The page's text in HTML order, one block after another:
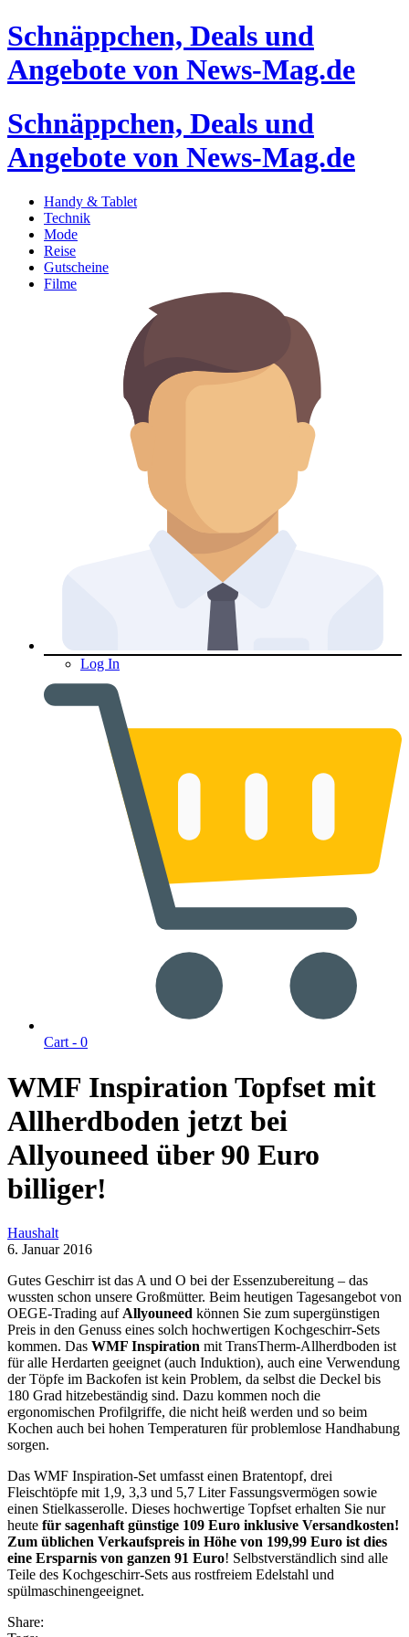
Schnäppchen, Deals und
Angebote von News-Mag.de
Schnäppchen, Deals und
Angebote von News-Mag.de
Handy & Tablet
Technik
Mode
Reise
Gutscheine
Filme
Log In
Cart - 0
WMF Inspiration Topfset mit
Allherdboden jetzt bei
Allyouneed über 90 Euro
billiger!
Haushalt
6. Januar 2016
Gutes Geschirr ist das A und O bei der Essenzubereitung – das
wussten schon unsere Großmütter. Beim heutigen Tagesangebot von
OEGE-Trading auf Allyouneed können Sie zum supergünstigen
Preis in den Genuss eines solch hochwertigen Kochgeschirr-Sets
kommen. Das WMF Inspiration mit TransTherm-Allherdboden ist
für alle Herdarten geeignet (auch Induktion), auch eine Verwendung
der Töpfe im Backofen ist kein Problem, da selbst die Deckel bis
180 Grad hitzebeständig sind. Dazu kommen noch die
ergonomischen Profilgriffe, die nicht heiß werden und so beim
Kochen auch bei hohen Temperaturen für problemlose Handhabung
sorgen.
Das WMF Inspiration-Set umfasst einen Bratentopf, drei
Fleischtöpfe mit 1,9, 3,3 und 5,7 Liter Fassungsvermögen sowie
einen Stielkasserolle. Dieses hochwertige Topfset erhalten Sie nur
heute für sagenhaft günstige 109 Euro inklusive Versandkosten!
Zum üblichen Verkaufspreis in Höhe von 199,99 Euro ist dies
eine Ersparnis von ganzen 91 Euro! Selbstverständlich sind alle
Teile des Kochgeschirr-Sets aus rostfreiem Edelstahl und
spülmaschinengeeignet.
Share: